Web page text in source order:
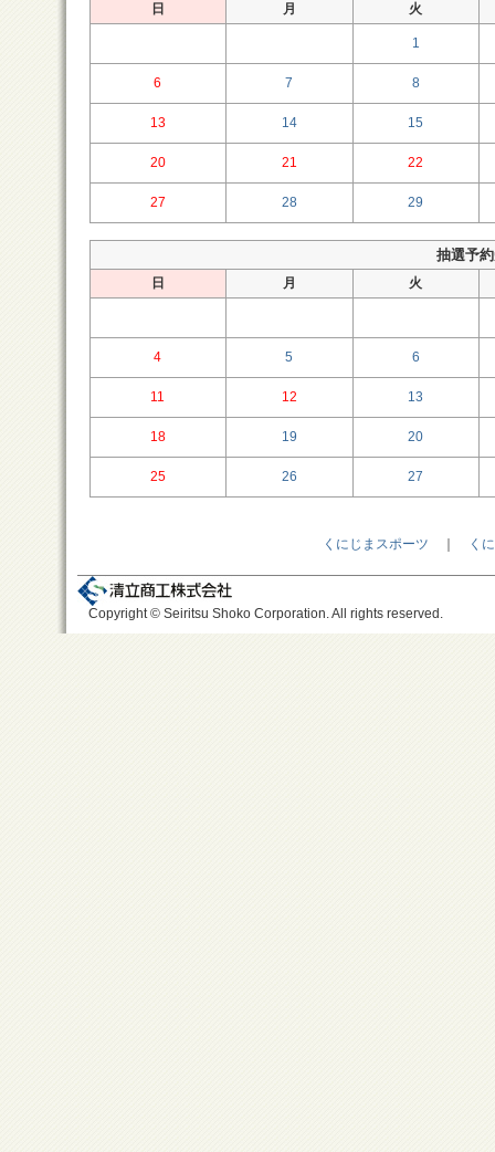
日 月 火
1
6 7 8
13 14 15
20 21 22
27 28 29
抽選予
日 月 火
4 5 6
11 12 13
18 19 20
25 26 27
くにじまスポーツ く
Copyright © Seiritsu Shoko Corporation. All rights reserved.